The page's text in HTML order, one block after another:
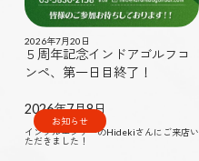
2026年7月20日
５周年記念インドアゴルフコ
ンペ、第一日目終了！
2026年7月8日
インフルエンサーのHidekiさんにご来店い
ただきました！
お知らせ